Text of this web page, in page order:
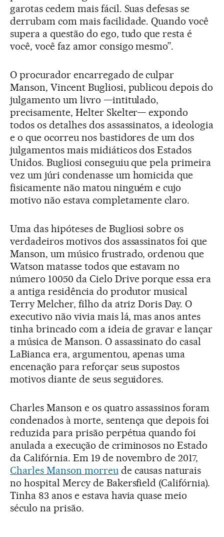
garotas cedem mais fácil. Suas defesas se
derrubam com mais facilidade. Quando você
supera a questão do ego, tudo que resta é
você, você faz amor consigo mesmo”.
O procurador encarregado de culpar
Manson, Vincent Bugliosi, publicou depois do
julgamento um livro —intitulado,
precisamente, Helter Skelter— expondo
todos os detalhes dos assassinatos, a ideologia
e o que ocorreu nos bastidores de um dos
julgamentos mais midiáticos dos Estados
Unidos. Bugliosi conseguiu que pela primeira
vez um júri condenasse um homicida que
fisicamente não matou ninguém e cujo
motivo não estava completamente claro.
Uma das hipóteses de Bugliosi sobre os
verdadeiros motivos dos assassinatos foi que
Manson, um músico frustrado, ordenou que
Watson matasse todos que estavam no
número 10050 da Cielo Drive porque essa era
a antiga residência do produtor musical
Terry Melcher, filho da atriz Doris Day. O
executivo não vivia mais lá, mas anos antes
tinha brincado com a ideia de gravar e lançar
a música de Manson. O assassinato do casal
LaBianca era, argumentou, apenas uma
encenação para reforçar seus supostos
motivos diante de seus seguidores.
Charles Manson e os quatro assassinos foram
condenados à morte, sentença que depois foi
reduzida para prisão perpétua quando foi
anulada a execução de criminosos no Estado
da Califórnia. Em 19 de novembro de 2017,
Charles Manson morreude causas naturais
no hospital Mercy de Bakersfield (Califórnia).
Tinha 83 anos e estava havia quase meio
século na prisão.